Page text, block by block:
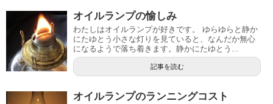
オイルランプの愉しみ
わたしはオイルランプが好きです。 ゆらゆらと静か
にたゆとう小さな灯りを見ていると、なんだか無心
になるようで落ち着きます。静かにたゆとう...
記事を読む
オイルランプのランニングコスト